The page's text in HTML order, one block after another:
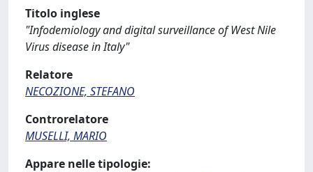
Titolo inglese
"Infodemiology and digital surveillance of West Nile
Virus disease in Italy"
Relatore
NECOZIONE, STEFANO
Controrelatore
MUSELLI, MARIO
Appare nelle tipologie: